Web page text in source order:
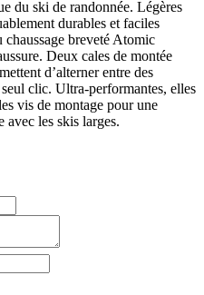
du ski de randonnée. Légères
durables et faciles
chaussage breveté Atomic
Deux cales de montée
d’alterner entre des
clic. Ultra-performantes, elles
vis de montage pour une
avec les skis larges.